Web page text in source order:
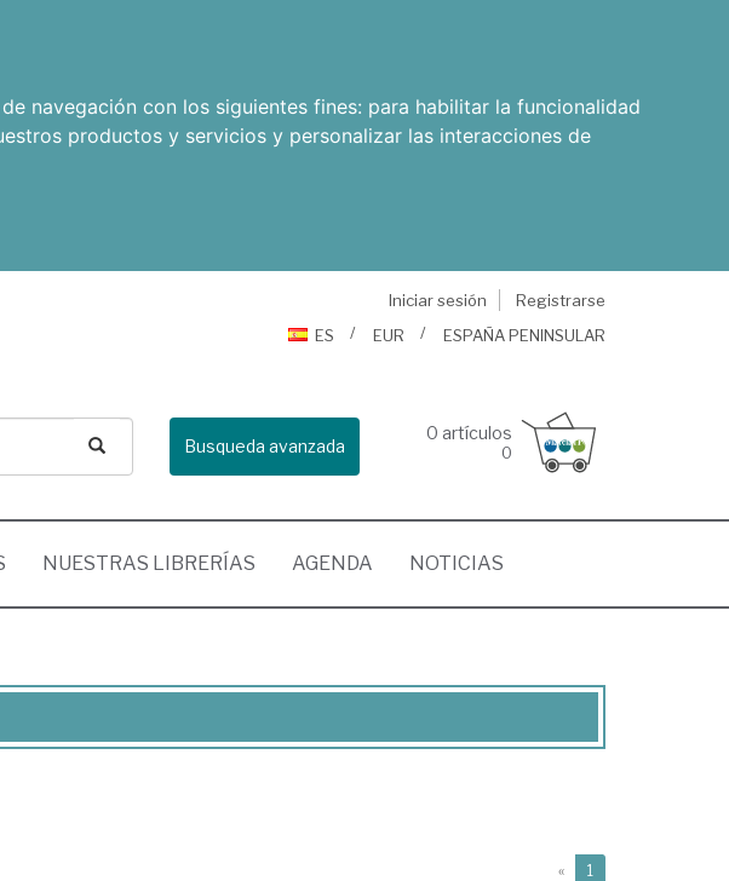
navegación con los siguientes fines: para habilitar la funcionalidad
productos y servicios y personalizar las interacciones de
Iniciar sesión
Registrarse
ES
EUR ESPAÑA PENINSULAR
Busqueda avanzada
0 artículos
0
NUESTRAS LIBRERÍAS AGENDA NOTICIAS
« 1